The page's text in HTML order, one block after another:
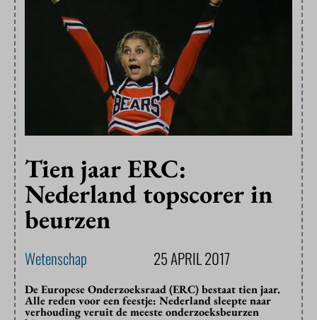
Tien jaar ERC:
Nederland topscorer in
beurzen
Wetenschap 25 APRIL 2017
De Europese Onderzoeksraad (ERC) bestaat tien jaar.
Alle reden voor een feestje: Nederland sleepte naar
verhouding veruit de meeste onderzoeksbeurzen